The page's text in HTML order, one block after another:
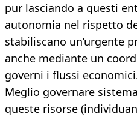
pur lasciando a questi
autonomia nel rispetto
stabiliscano un’urgente
anche mediante un
governi i flussi
Meglio governare
queste risorse